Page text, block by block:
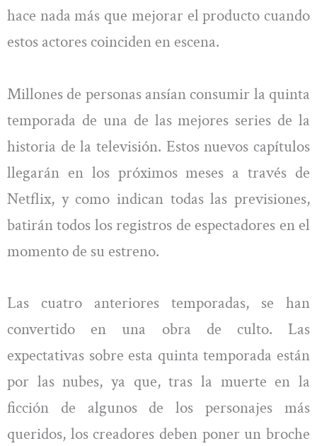
hace nada más que mejorar el producto cuando
estos actores coinciden en escena.
Millones de personas ansían consumir la quinta
temporada de una de las mejores series de la
historia de la televisión. Estos nuevos capítulos
llegarán en los próximos meses a través de
Netflix, y como indican todas las previsiones,
batirán todos los registros de espectadores en el
momento de su estreno.
Las cuatro anteriores temporadas, se han
convertido en una obra de culto. Las
expectativas sobre esta quinta temporada están
por las nubes, ya que, tras la muerte en la
ficción de algunos de los personajes más
queridos, los creadores deben poner un broche